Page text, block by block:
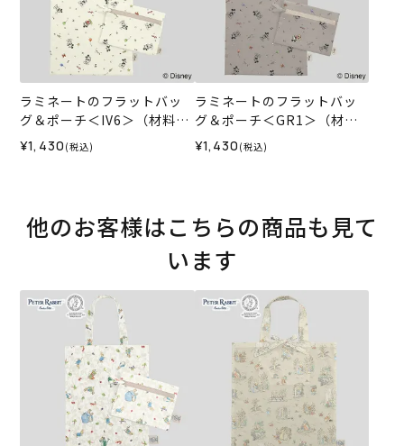
ラミネートのフラットバッ
グ＆ポーチ＜IV6＞（材料セ
ット）
¥1,430 (税込)
ラミネートのフラットバッ
グ＆ポーチ＜GR1＞（材料
セット）
¥1,430 (税込)
他のお客様はこちらの商品も見て
います